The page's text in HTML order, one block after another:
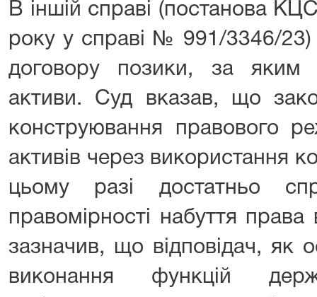
В іншій справі (постанова
року у справі № 991/3346/23)
договору позики, за яким
активи. Суд вказав, що
конструювання правового
активів через використання
цьому разі достатньо
правомірності набуття
зазначив, що відповідач, як
виконання функцій